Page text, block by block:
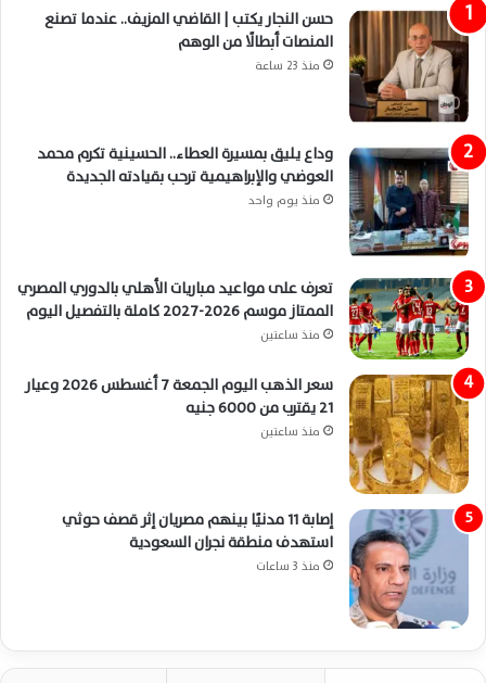
حسن النجار يكتب | القاضي المزيف.. عندما تصنع
المنصات أبطالًا من الوهم
منذ 23 ساعة
وداع يليق بمسيرة العطاء.. الحسينية تكرم محمد
العوضي والإبراهيمية ترحب بقيادته الجديدة
منذ يوم واحد
تعرف على مواعيد مباريات الأهلي بالدوري المصري
الممتاز موسم 2026-2027 كاملة بالتفصيل اليوم
منذ ساعتين
سعر الذهب اليوم الجمعة 7 أغسطس 2026 وعيار
21 يقترب من 6000 جنيه
منذ ساعتين
إصابة 11 مدنيًا بينهم مصريان إثر قصف حوثي
استهدف منطقة نجران السعودية
منذ 3 ساعات